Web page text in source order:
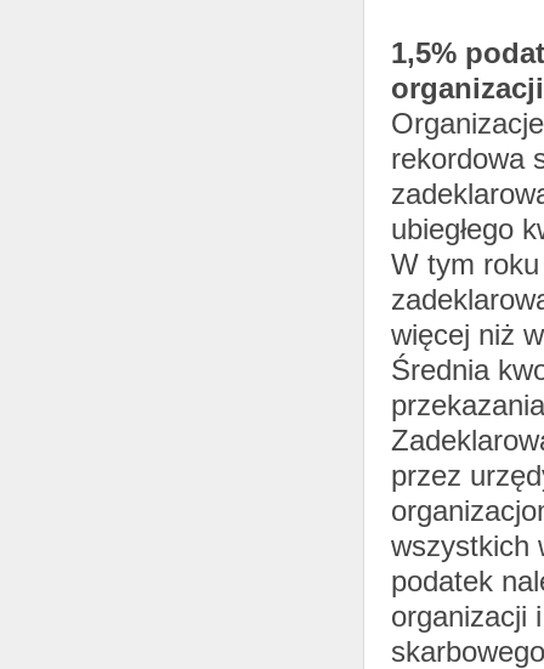
1,5%
rekordowa
ubiegłego
W tym
więcej niż
Średnia
przez
wszystkich
podatek
organizacji